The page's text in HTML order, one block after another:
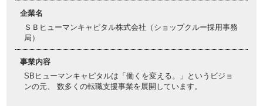
企業名
ＳＢヒューマンキャピタル株式会社（ショップクルー採用事務
局）
事業内容
SBヒューマンキャピタルは「働くを変える。」というビジョ
ンの元、 数多くの転職支援事業を展開しています。